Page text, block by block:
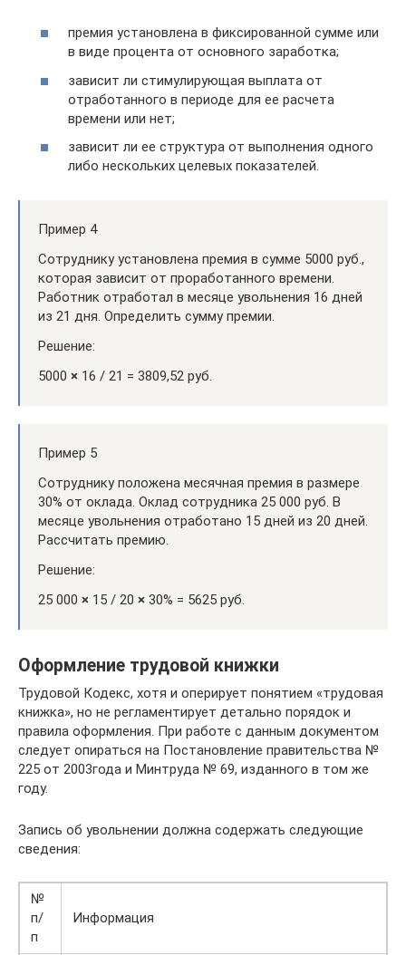
премия установлена в фиксированной сумме или
в виде процента от основного заработка;
зависит ли стимулирующая выплата от
отработанного в периоде для ее расчета
времени или нет;
зависит ли ее структура от выполнения одного
либо нескольких целевых показателей.
Пример 4
Сотруднику установлена премия в сумме 5000 руб.,
которая зависит от проработанного времени.
Работник отработал в месяце увольнения 16 дней
из 21 дня. Определить сумму премии.
Решение:
5000 × 16 / 21 = 3809,52 руб.
Пример 5
Сотруднику положена месячная премия в размере
30% от оклада. Оклад сотрудника 25 000 руб. В
месяце увольнения отработано 15 дней из 20 дней.
Рассчитать премию.
Решение:
25 000 × 15 / 20 × 30% = 5625 руб.
Оформление трудовой книжки
Трудовой Кодекс, хотя и оперирует понятием «трудовая
книжка», но не регламентирует детально порядок и
правила оформления. При работе с данным документом
следует опираться на Постановление правительства №
225 от 2003года и Минтруда № 69, изданного в том же
году.
Запись об увольнении должна содержать следующие
сведения:
№
п/
п
Информация